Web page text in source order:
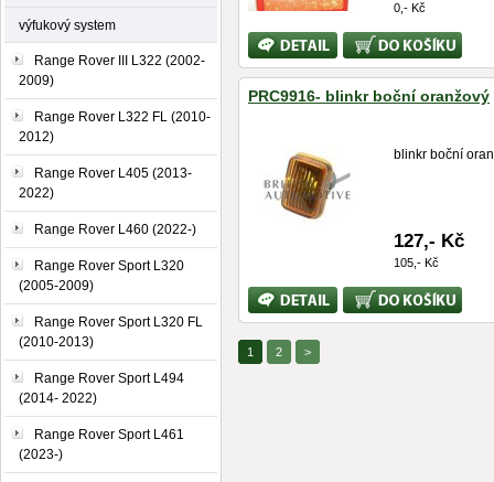
výfukový system
Range Rover III L322 (2002-
2009)
Range Rover L322 FL (2010-
2012)
Range Rover L405 (2013-
2022)
Range Rover L460 (2022-)
Range Rover Sport L320
(2005-2009)
Range Rover Sport L320 FL
(2010-2013)
Range Rover Sport L494
(2014- 2022)
Range Rover Sport L461
(2023-)
0,- Kč
Bližší
informace
Koupit
PRC9916- blinkr boční oranžový
blinkr boční
127,- Kč
105,- Kč
Bližší
informace
Koupit
1 2 >